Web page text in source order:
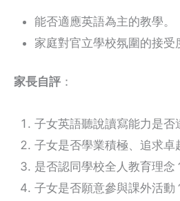
能否適應英語為主的教學。
家庭對官立學校氛圍的接受
家長自評 ：
子女英語聽說讀寫能力是否
子女是否學業積極、追求卓
是否認同學校全人教育理念
子女是否願意參與課外活動